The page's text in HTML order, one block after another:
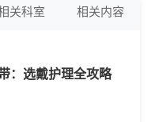
关科室 相关内容
：选戴护理全攻略